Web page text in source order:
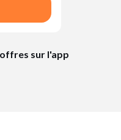
sur l'app